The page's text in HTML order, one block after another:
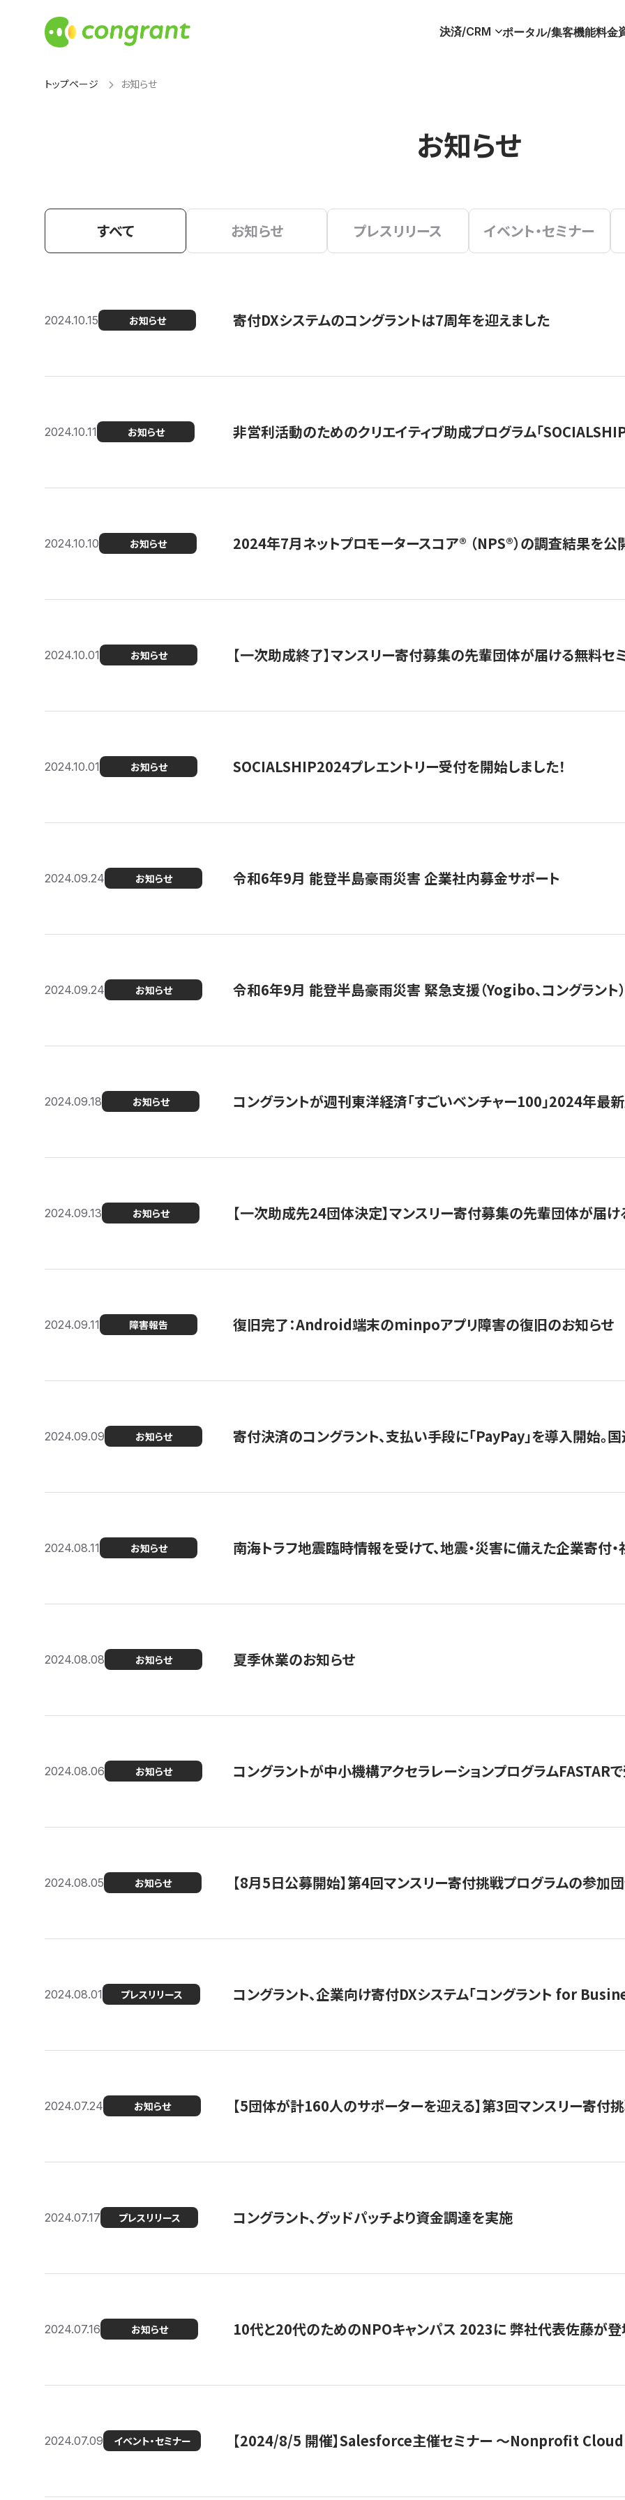
決済/CRM ポータル/集客機能料金
トップページ お知らせ
お知らせ
すべて お知らせ プレスリリース イベント・セミナー
2024.10.15 お知らせ 寄付DXシステムのコングラントは7周年を迎えました
2024.10.11 お知らせ 非営利活動のためのクリエイティブ助成プログラム「
2024.10.10 お知らせ 2024年7月ネットプロモータースコア®︎ （NPS®︎）の調査結果を公
2024.10.01 お知らせ 【一次助成終了】マンスリー寄付募集の先輩団体が届ける無料セ
2024.10.01 お知らせ SOCIALSHIP2024プレエントリー受付を開始しました！
2024.09.24 お知らせ 令和6年9月 能登半島豪雨災害 企業社内募金サポート
2024.09.24 お知らせ 令和6年9月 能登半島豪雨災害 緊急支援（Yogibo、コングラント）
2024.09.18 お知らせ コングラントが週刊東洋経済「すごいベンチャー100」2024年最
2024.09.13 お知らせ 【一次助成先24団体決定】マンスリー寄付募集の先輩団体が届
2024.09.11 障害報告 復旧完了：Android端末のminpoアプリ障害の復旧のお知らせ
2024.09.09 お知らせ 寄付決済のコングラント、支払い手段に「PayPay」を導入開始。
2024.08.11 お知らせ 南海トラフ地震臨時情報を受けて、地震・災害に備えた企業寄付
2024.08.08 お知らせ 夏季休業のお知らせ
2024.08.06 お知らせ コングラントが中小機構アクセラレーションプログラムFASTAR
2024.08.05 お知らせ 【8月5日公募開始】第4回マンスリー寄付挑戦プログラムの参加
2024.08.01 プレスリリース コングラント、企業向け寄付DXシステム「コングラント for
2024.07.24 お知らせ 【5団体が計160人のサポーターを迎える】​​第3回マンスリー寄付
2024.07.17 プレスリリース コングラント、グッドパッチより資金調達を実施
2024.07.16 お知らせ 10代と20代のためのNPOキャンパス 2023に 弊社代表佐藤が
2024.07.09 イベント・セミナー 【2024/8/5 開催】Salesforce主催セミナー 〜Nonprofit